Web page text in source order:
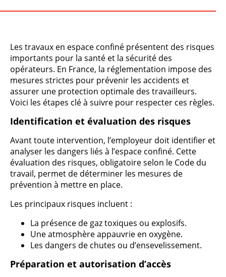
Les travaux en espace confiné présentent des risques
importants pour la santé et la sécurité des
opérateurs. En France, la réglementation impose des
mesures strictes pour prévenir les accidents et
assurer une protection optimale des travailleurs.
Voici les étapes clé à suivre pour respecter ces règles.
Identification et évaluation des risques
Avant toute intervention, l’employeur doit identifier et
analyser les dangers liés à l’espace confiné. Cette
évaluation des risques, obligatoire selon le Code du
travail, permet de déterminer les mesures de
prévention à mettre en place.
Les principaux risques incluent :
La présence de gaz toxiques ou explosifs.
Une atmosphère appauvrie en oxygène.
Les dangers de chutes ou d’ensevelissement.
Préparation et autorisation d’accès